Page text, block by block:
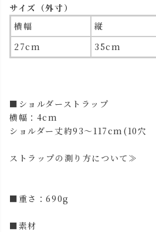
サイズ（外寸）
横幅
縦
27cm
35cm
■ショルダーストラップ
横幅：4cm
ショルダー丈約93～117cm(10穴
ストラップの測り方について≫
■重さ：690g
■素材